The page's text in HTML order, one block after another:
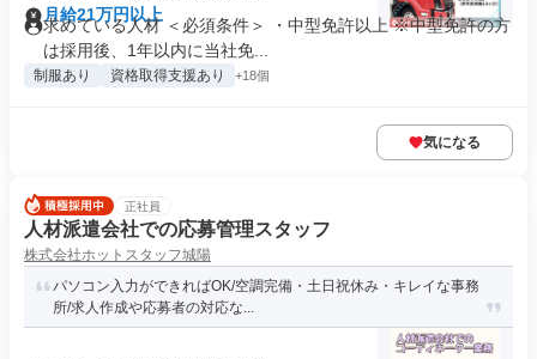
月給21万円以上
求めている人材 ＜必須条件＞ ・中型免許以上 ※中型免許の方
は採用後、1年以内に当社免...
制服あり 資格取得支援あり +18個
気になる
正社員
人材派遣会社での応募管理スタッフ
株式会社ホットスタッフ城陽
パソコン入力ができればOK/空調完備・土日祝休み・キレイな事務
所/求人作成や応募者の対応な...